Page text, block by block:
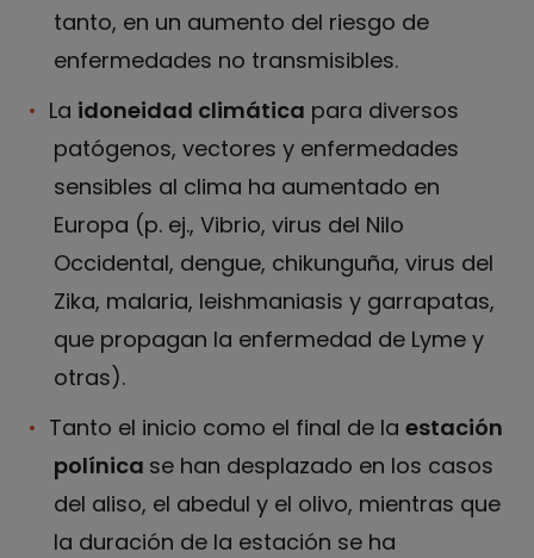
tanto, en un aumento del riesgo de
enfermedades no transmisibles.
La idoneidad climática para diversos
patógenos, vectores y enfermedades
sensibles al clima ha aumentado en
Europa (p. ej., Vibrio, virus del Nilo
Occidental, dengue, chikunguña, virus del
Zika, malaria, leishmaniasis y garrapatas,
que propagan la enfermedad de Lyme y
otras).
Tanto el inicio como el final de la estación
polínica se han desplazado en los casos
del aliso, el abedul y el olivo, mientras que
la duración de la estación se ha